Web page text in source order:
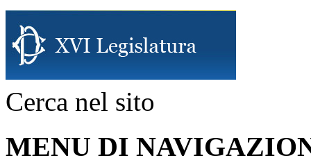
Cerca nel sito
MENU DI